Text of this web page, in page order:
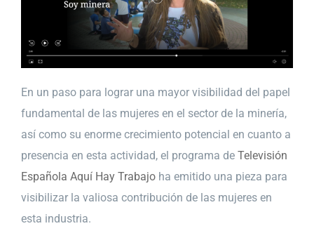
En un paso para lograr una mayor visibilidad del papel
fundamental de las mujeres en el sector de la minería,
así como su enorme crecimiento potencial en cuanto a
presencia en esta actividad, el programa de Televisión
Española Aquí Hay Trabajo ha emitido una pieza para
visibilizar la valiosa contribución de las mujeres en
esta industria.